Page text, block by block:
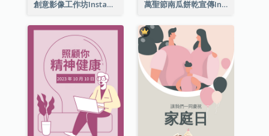
創意影像工作坊Instagram限時動態 萬聖節南瓜餅乾宣傳Instagram限時動態